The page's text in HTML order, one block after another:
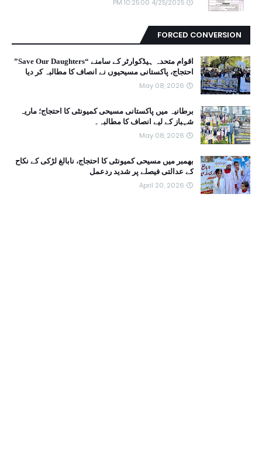
4/25/2025 10:25:00 PM
FORCED CONVERSION
اقوام متحدہ ہیڈکوارٹر کے سامنے “Save Our Daughters”
احتجاج، پاکستانی مسیحیوں نے انصاف کا مطالبہ کر دیا
May 08, 2026
برطانیہ میں پاکستانی مسیحی کمیونٹی کا احتجاج؛ ماریہ
شہباز کے لیے انصاف کا مطالبہ۔
May 08, 2026
بھمبر میں مسیحی کمیونٹی کا احتجاج، نابالغ لڑکی کے نکاح
کے عدالتی فیصلے پر شدید ردعمل
April 20, 2026